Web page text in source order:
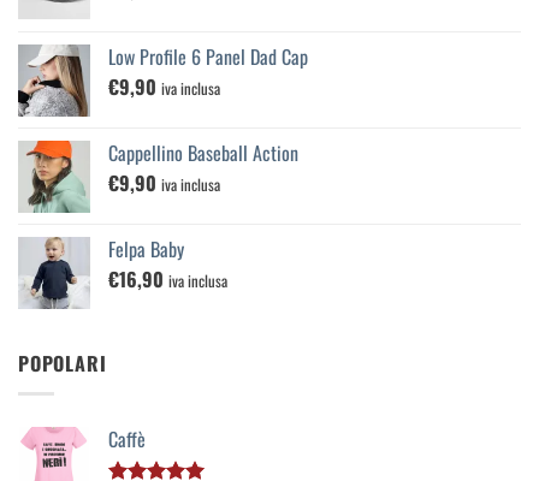
Low Profile 6 Panel Dad Cap
€9,90 iva inclusa
Cappellino Baseball Action
€9,90 iva inclusa
Felpa Baby
€16,90 iva inclusa
POPOLARI
Caffè